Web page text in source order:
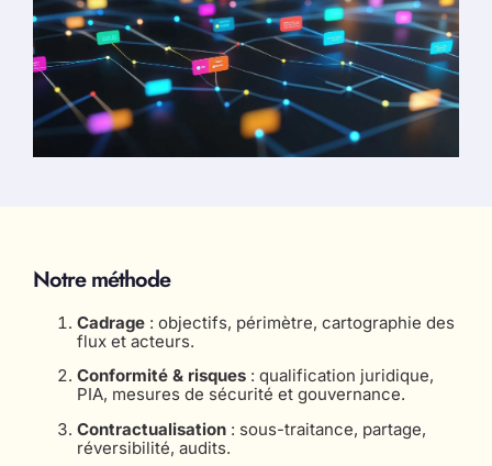
Notre méthode
Cadrage : objectifs, périmètre, cartographie des
flux et acteurs.
Conformité & risques : qualification juridique,
PIA, mesures de sécurité et gouvernance.
Contractualisation : sous-traitance, partage,
réversibilité, audits.